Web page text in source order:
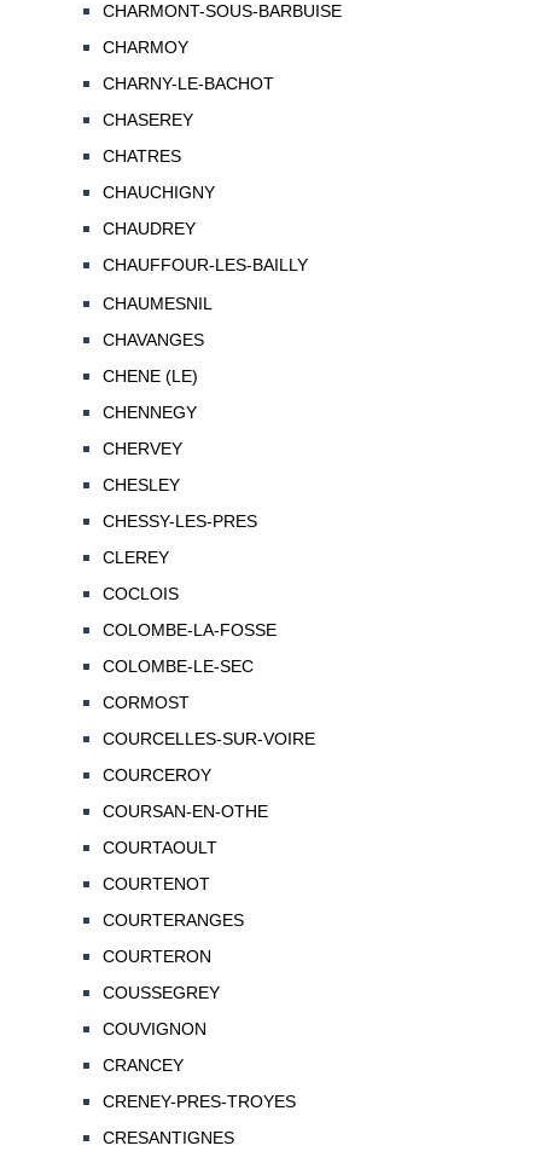
CHARMONT-SOUS-BARBUISE
CHARMOY
CHARNY-LE-BACHOT
CHASEREY
CHATRES
CHAUCHIGNY
CHAUDREY
CHAUFFOUR-LES-BAILLY
CHAUMESNIL
CHAVANGES
CHENE (LE)
CHENNEGY
CHERVEY
CHESLEY
CHESSY-LES-PRES
CLEREY
COCLOIS
COLOMBE-LA-FOSSE
COLOMBE-LE-SEC
CORMOST
COURCELLES-SUR-VOIRE
COURCEROY
COURSAN-EN-OTHE
COURTAOULT
COURTENOT
COURTERANGES
COURTERON
COUSSEGREY
COUVIGNON
CRANCEY
CRENEY-PRES-TROYES
CRESANTIGNES